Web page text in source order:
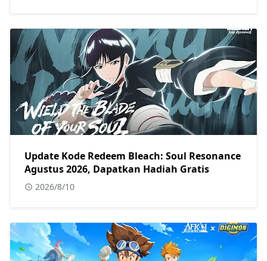
Update Kode Redeem Bleach: Soul Resonance
Agustus 2026, Dapatkan Hadiah Gratis
2026/8/10